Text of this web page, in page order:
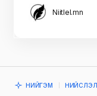
Niitlel.mn
НИЙГЭМ НИЙСЛЭЛ